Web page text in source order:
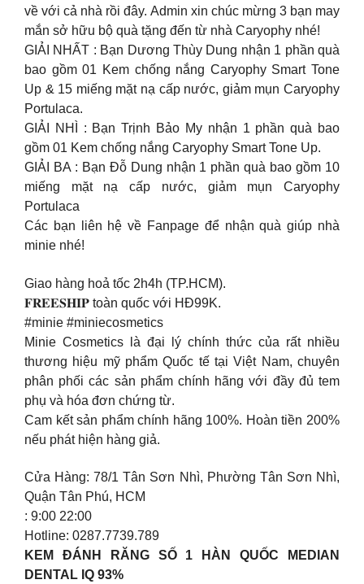
về với cả nhà rồi đây. Admin xin chúc mừng 3 bạn may
mắn sở hữu bộ quà tặng đến từ nhà Caryophy nhé!
GIẢI NHẤT : Bạn Dương Thùy Dung nhận 1 phần quà
bao gồm 01 Kem chống nắng Caryophy Smart Tone
Up & 15 miếng mặt nạ cấp nước, giảm mụn Caryophy
Portulaca.
GIẢI NHÌ : Bạn Trịnh Bảo My nhận 1 phần quà bao
gồm 01 Kem chống nắng Caryophy Smart Tone Up.
GIẢI BA : Bạn Đỗ Dung nhận 1 phần quà bao gồm 10
miếng mặt nạ cấp nước, giảm mụn Caryophy
Portulaca
Các bạn liên hệ về Fanpage để nhận quà giúp nhà
minie nhé!
Giao hàng hoả tốc 2h4h (TP.HCM).
𝐅𝐑𝐄𝐄𝐒𝐇𝐈𝐏 toàn quốc với HĐ99K.
#minie #miniecosmetics
Minie Cosmetics là đại lý chính thức của rất nhiều
thương hiệu mỹ phẩm Quốc tế tại Việt Nam, chuyên
phân phối các sản phẩm chính hãng với đầy đủ tem
phụ và hóa đơn chứng từ.
Cam kết sản phẩm chính hãng 100%. Hoàn tiền 200%
nếu phát hiện hàng giả.
Cửa Hàng: 78/1 Tân Sơn Nhì, Phường Tân Sơn Nhì,
Quận Tân Phú, HCM
: 9:00 22:00
Hotline: 0287.7739.789
KEM ĐÁNH RĂNG SỐ 1 HÀN QUỐC MEDIAN
DENTAL IQ 93%